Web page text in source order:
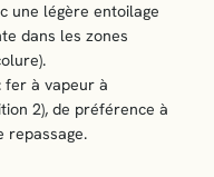
une légère entoilage
dans les zones
: fer à vapeur à
2), de préférence à
repassage.